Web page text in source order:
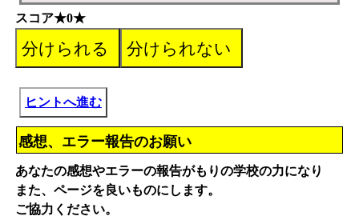
スコア★0★
ヒントへ進む
感想、エラー報告のお願い
あなたの感想やエラーの報告がもりの学校の力になり
また、ページを良いものにします。
ご協力ください。